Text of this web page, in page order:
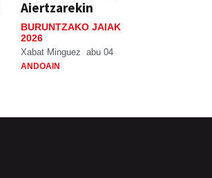
Aiertzarekin
BURUNTZAKO JAIAK
2026
Xabat Minguez abu 04
ANDOAIN